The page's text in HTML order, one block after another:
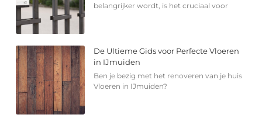
belangrijker wordt, is het cruciaal voor
De Ultieme Gids voor Perfecte Vloeren
in IJmuiden
Ben je bezig met het renoveren van je huis
Vloeren in IJmuiden?